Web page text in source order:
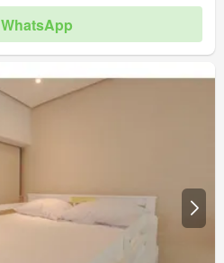
WhatsApp